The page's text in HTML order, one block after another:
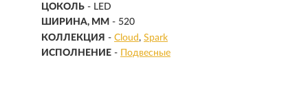
ЦОКОЛЬ - LED
ШИРИНА, ММ - 520
КОЛЛЕКЦИЯ - Cloud
Spark
ИСПОЛНЕНИЕ - Подвесные